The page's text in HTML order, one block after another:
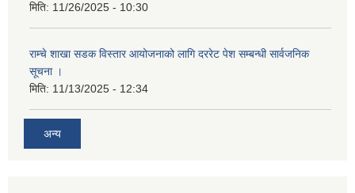
मिति: 11/26/2025 - 10:30
राम्चे शाखा सडक विस्तार आयोजनाको लागि दररेट पेश सम्बन्धी सार्वजनिक
सूचना ।
मिति: 11/13/2025 - 12:34
अन्य